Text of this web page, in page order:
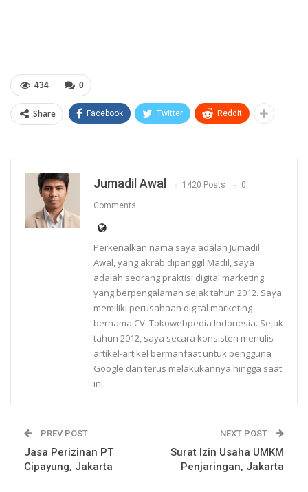
0
434
Share Facebook Twitter ReddIt
Jumadil Awal 1420 Posts 0
Comments
Perkenalkan nama saya adalah Jumadil
Awal, yang akrab dipanggil Madil, saya
adalah seorang praktisi digital marketing
yang berpengalaman sejak tahun 2012. Saya
memiliki perusahaan digital marketing
bernama CV. Tokowebpedia Indonesia. Sejak
tahun 2012, saya secara konsisten menulis
artikel-artikel bermanfaat untuk pengguna
Google dan terus melakukannya hingga saat
ini.
PREV POST
Jasa Perizinan PT
Cipayung, Jakarta
NEXT POST
Surat Izin Usaha UMKM
Penjaringan, Jakarta